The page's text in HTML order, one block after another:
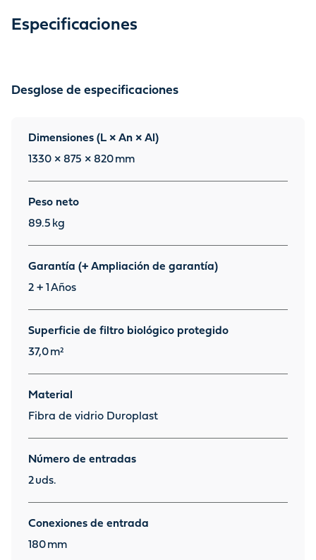
Especificaciones
Desglose de especificaciones
Dimensiones (L × An × Al)
1330 × 875 × 820 mm
Peso neto
89.5 kg
Garantía (+ Ampliación de garantía)
2 + 1 Años
Superficie de filtro biológico protegido
37,0 m²
Material
Fibra de vidrio Duroplast
Número de entradas
2 uds.
Conexiones de entrada
180 mm